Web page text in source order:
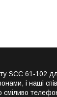
SCC 61-
і наші
сміливо